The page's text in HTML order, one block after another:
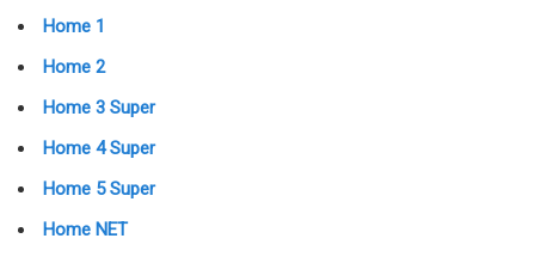
Home 1
Home 2
Home 3 Super
Home 4 Super
Home 5 Super
Home NET